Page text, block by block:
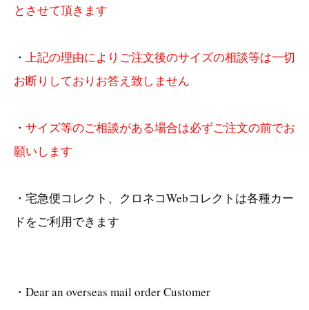
とさせて頂きます
・ 上記の理由によりご注文後のサイズの相談等は一切
お断りしておりお答え致しません
・ サイズ等のご相談がある場合は必ずご注文の前でお
願いします
・宅急便コレクト、クロネコWebコレクトは各種カー
ドをご利用できます
・Dear an overseas mail order Customer